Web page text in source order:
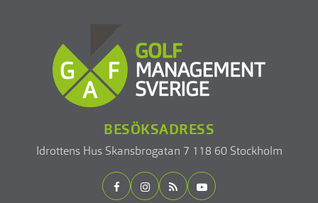
BESÖKSADRESS
Idrottens HusSkansbrogatan 7 118 60 Stockholm